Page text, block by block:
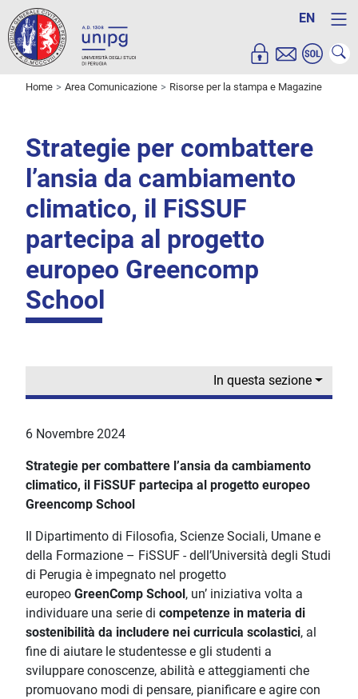
EN
Home Area Comunicazione Risorse per la stampa e Magazine
Strategie per combattere
l’ansia da cambiamento
climatico, il FiSSUF
partecipa al progetto
europeo Greencomp
School
In questa sezione
6 Novembre 2024
Strategie per combattere l’ansia da cambiamento
climatico, il FiSSUF partecipa al progetto europeo
Greencomp School
Il Dipartimento di Filosofia, Scienze Sociali, Umane e
della Formazione – FiSSUF - dell’Università degli Studi
di Perugia è impegnato nel progetto
europeo GreenComp School , un’ iniziativa volta a
individuare una serie di competenze in materia di
sostenibilità da includere nei curricula scolastici, al
fine di aiutare le studentesse e gli studenti a
sviluppare conoscenze, abilità e atteggiamenti che
promuovano modi di pensare, pianificare e agire con